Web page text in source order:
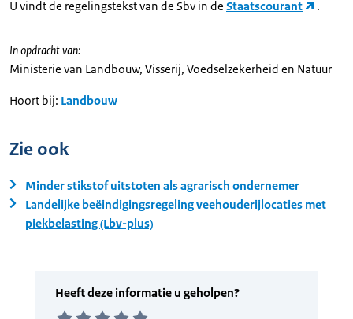
U vindt de regelingstekst van de Sbv in de Staatscourant .
In opdracht van:
Ministerie van Landbouw, Visserij, Voedselzekerheid en Natuur
Hoort bij: Landbouw
Zie ook
Minder stikstof uitstoten als agrarisch ondernemer
Landelijke beëindigingsregeling veehouderijlocaties met
piekbelasting (Lbv-plus)